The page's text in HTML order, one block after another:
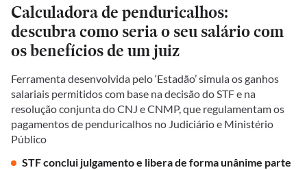
Calculadora de penduricalhos:
descubra como seria o seu salário com
os benefícios de um juiz
Ferramenta desenvolvida pelo ‘Estadão’ simula os ganhos
salariais permitidos com base na decisão do STF e na
resolução conjunta do CNJ e CNMP, que regulamentam os
pagamentos de penduricalhos no Judiciário e Ministério
Público
STF conclui julgamento e libera de forma unânime parte